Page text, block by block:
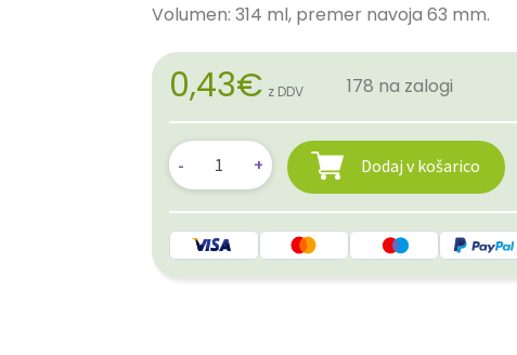
Volumen: 314 ml, premer navoja 63 mm.
0,43€ z DDV 178 na zalogi
Dodaj v košarico